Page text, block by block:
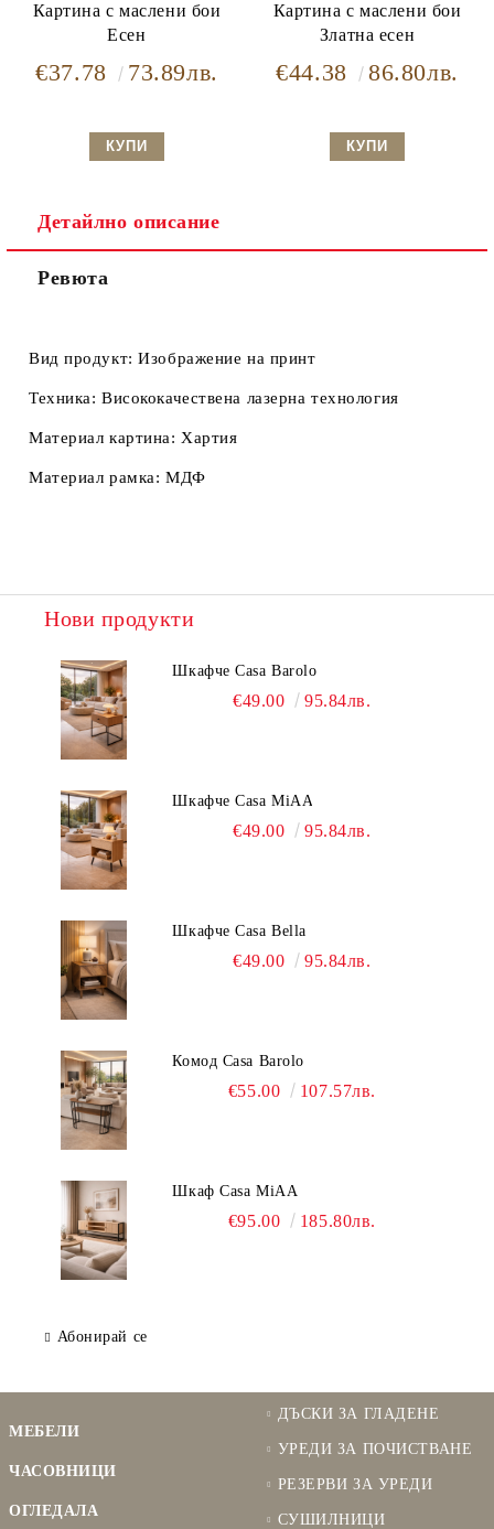
Картина с маслени бои
Есен
€37.78 73.89лв.
Картина с маслени бои
Златна есен
€44.38 86.80лв.
Детайлно описание
Ревюта
Вид продукт:Изображение на принт
Техника: Висококачествена лазерна технология
Материал картина: Хартия
Материал рамка: МДФ
Нови продукти
Шкафче Casa Barolo
€49.00 95.84лв.
Шкафче Casa MiAA
€49.00 95.84лв.
Шкафче Casa Bella
€49.00 95.84лв.
Комод Casa Barolo
€55.00 107.57лв.
Шкаф Casa MiAA
€95.00 185.80лв.
Абонирай се
МЕБЕЛИ
ЧАСОВНИЦИ
ОГЛЕДАЛА
ДЪСКИ ЗА ГЛАДЕНЕ
УРЕДИ ЗА ПОЧИСТВАНЕ
РЕЗЕРВИ ЗА УРЕДИ
СУШИЛНИЦИ